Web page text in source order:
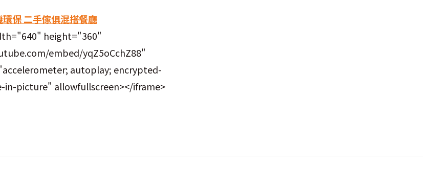
保 二手傢俱混搭餐廳
height="360"
embed/yqZ5oCchZ88"
autoplay; encrypted-
in-picture" allowfullscreen></iframe>